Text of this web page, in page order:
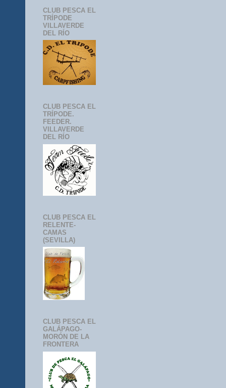
CLUB PESCA EL
TRÍPODE
VILLAVERDE
DEL RÍO
CLUB PESCA EL
TRÍPODE.
FEEDER.
VILLAVERDE
DEL RÍO
CLUB PESCA EL
RELENTE-
CAMAS
(SEVILLA)
CLUB PESCA EL
GALÁPAGO-
MORÓN DE LA
FRONTERA